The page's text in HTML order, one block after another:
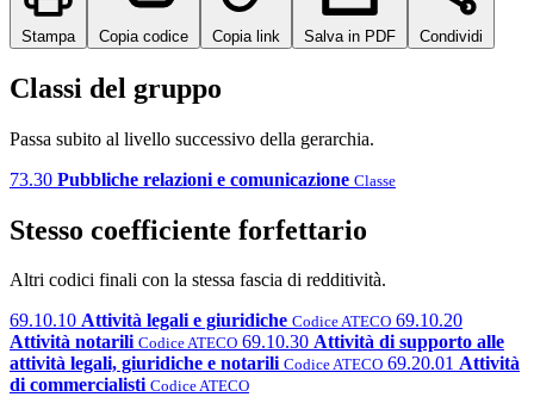
Stampa Copia codice Copia link Salva in PDF Condividi
Classi del gruppo
Passa subito al livello successivo della gerarchia.
73.30 Pubbliche relazioni e comunicazione Classe
Stesso coefficiente forfettario
Altri codici finali con la stessa fascia di redditività.
69.10.10 Attività legali e giuridiche Codice ATECO 69.10.20
Attività notarili Codice ATECO 69.10.30 Attività di supporto alle
attività legali, giuridiche e notarili Codice ATECO 69.20.01 Attività
di commercialisti Codice ATECO